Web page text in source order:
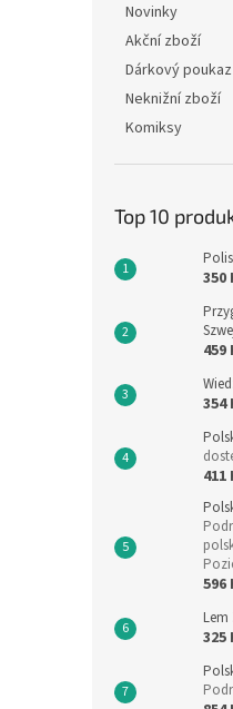
Novinky
Akční zboží
Dárkový poukaz
Neknižní zboží
Komiksy
Top 10
350
459
354
411
596
Lem
325